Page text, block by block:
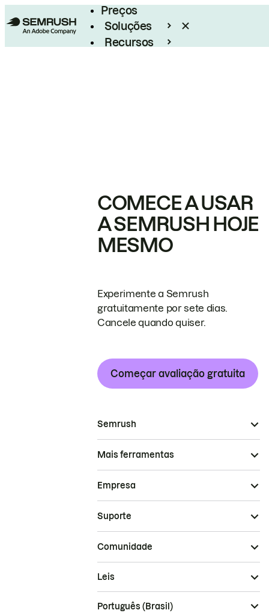
Preços
Soluções
Recursos
COMECE A USAR
A SEMRUSH HOJE
MESMO
Experimente a Semrush
gratuitamente por sete dias.
Cancele quando quiser.
Começar avaliação gratuita
Semrush
Mais ferramentas
Empresa
Suporte
Comunidade
Leis
Português (Brasil)